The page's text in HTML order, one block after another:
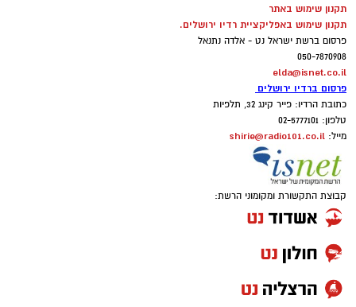
תקנון שימוש באתר
תקנון שימוש באפליקציית רדיו ירושלים.
פרסום ברשת ישראל נט - אלדה נתנאל
050-7870908
elda@isnet.co.il
פרסום ברדיו ירושלים
כתובת הרדיו: פייר קינג 32, תלפיות
טלפון: 02-5777101
מייל: shirie@radio101.co.il
קבוצת התקשורת ומקומוני הרשת: